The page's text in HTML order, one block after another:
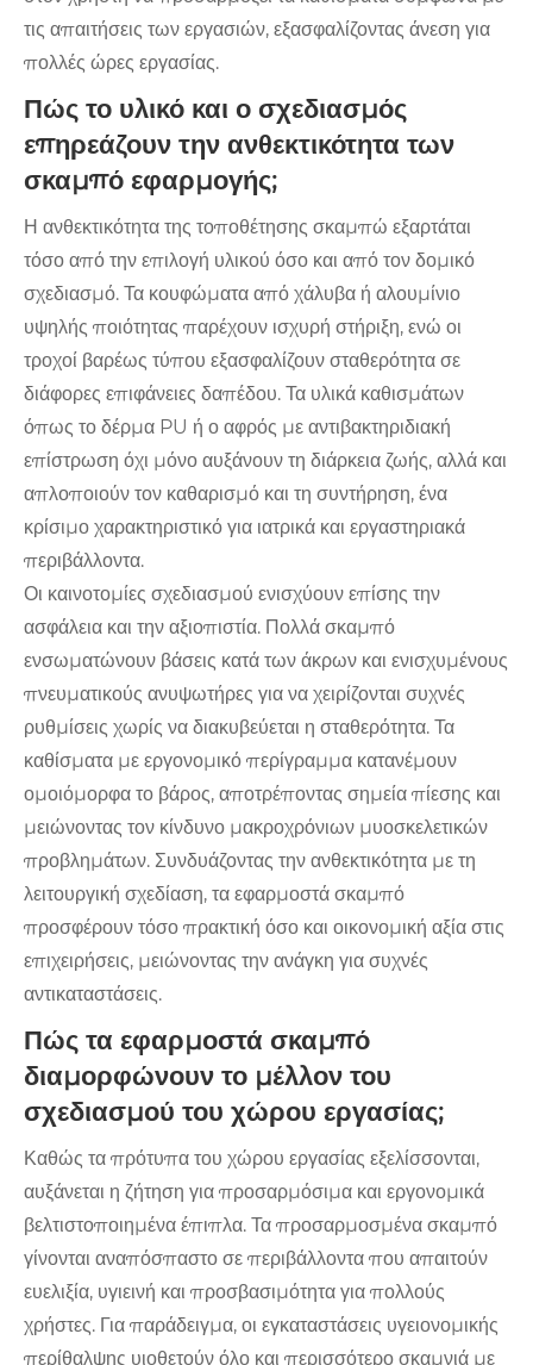
τις απαιτήσεις των εργασιών, εξασφαλίζοντας άνεση για
πολλές ώρες εργασίας.
Πώς το υλικό και ο σχεδιασμός
επηρεάζουν την ανθεκτικότητα των
σκαμπό εφαρμογής;
Η ανθεκτικότητα της τοποθέτησης σκαμπώ εξαρτάται
τόσο από την επιλογή υλικού όσο και από τον δομικό
σχεδιασμό. Τα κουφώματα από χάλυβα ή αλουμίνιο
υψηλής ποιότητας παρέχουν ισχυρή στήριξη, ενώ οι
τροχοί βαρέως τύπου εξασφαλίζουν σταθερότητα σε
διάφορες επιφάνειες δαπέδου. Τα υλικά καθισμάτων
όπως το δέρμα PU ή ο αφρός με αντιβακτηριδιακή
επίστρωση όχι μόνο αυξάνουν τη διάρκεια ζωής, αλλά και
απλοποιούν τον καθαρισμό και τη συντήρηση, ένα
κρίσιμο χαρακτηριστικό για ιατρικά και εργαστηριακά
περιβάλλοντα.
Οι καινοτομίες σχεδιασμού ενισχύουν επίσης την
ασφάλεια και την αξιοπιστία. Πολλά σκαμπό
ενσωματώνουν βάσεις κατά των άκρων και ενισχυμένους
πνευματικούς ανυψωτήρες για να χειρίζονται συχνές
ρυθμίσεις χωρίς να διακυβεύεται η σταθερότητα. Τα
καθίσματα με εργονομικό περίγραμμα κατανέμουν
ομοιόμορφα το βάρος, αποτρέποντας σημεία πίεσης και
μειώνοντας τον κίνδυνο μακροχρόνιων μυοσκελετικών
προβλημάτων. Συνδυάζοντας την ανθεκτικότητα με τη
λειτουργική σχεδίαση, τα εφαρμοστά σκαμπό
προσφέρουν τόσο πρακτική όσο και οικονομική αξία στις
επιχειρήσεις, μειώνοντας την ανάγκη για συχνές
αντικαταστάσεις.
Πώς τα εφαρμοστά σκαμπό
διαμορφώνουν το μέλλον του
σχεδιασμού του χώρου εργασίας;
Καθώς τα πρότυπα του χώρου εργασίας εξελίσσονται,
αυξάνεται η ζήτηση για προσαρμόσιμα και εργονομικά
βελτιστοποιημένα έπιπλα. Τα προσαρμοσμένα σκαμπό
γίνονται αναπόσπαστο σε περιβάλλοντα που απαιτούν
ευελιξία, υγιεινή και προσβασιμότητα για πολλούς
χρήστες. Για παράδειγμα, οι εγκαταστάσεις υγειονομικής
περίθαλψης υιοθετούν όλο και περισσότερο σκαμνιά με